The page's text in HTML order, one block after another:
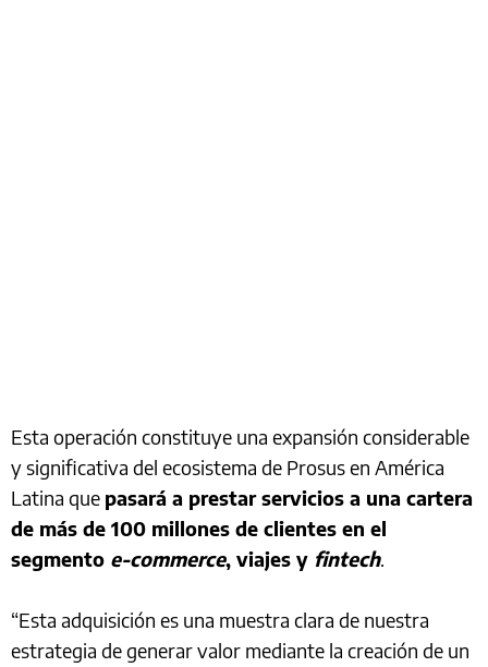
Esta operación constituye una expansión considerable
y significativa del ecosistema de Prosus en América
Latina que pasará a prestar servicios a una cartera
de más de 100 millones de clientes en el
segmento e-commerce, viajes y fintech.
“Esta adquisición es una muestra clara de nuestra
estrategia de generar valor mediante la creación de un